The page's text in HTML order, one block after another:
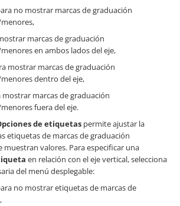
no mostrar marcas de graduación
marcas de graduación
en ambos lados del eje,
mostrar marcas de graduación
dentro del eje,
mostrar marcas de graduación
fuera del eje.
de etiquetas permite ajustar la
etiquetas de marcas de graduación
muestran valores. Para especificar una
en relación con el eje vertical, selecciona
del menú desplegable:
no mostrar etiquetas de marcas de